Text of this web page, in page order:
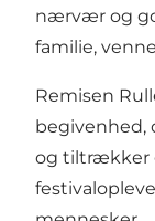
nærvær og
familie,
Remisen
begivenhed,
og tiltrækker